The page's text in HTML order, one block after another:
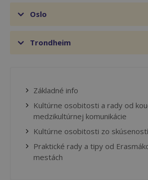
Základné info
Kultúrne osobitosti a rady od
medzikultúrnej komunikácie
Kultúrne osobitosti zo
Praktické rady a tipy od
mestách
Oslo
Trondheim